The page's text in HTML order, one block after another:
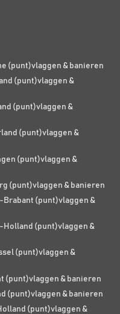
(punt)vlaggen & banieren
(punt)vlaggen &
(punt)vlaggen &
(punt)vlaggen &
(punt)vlaggen &
(punt)vlaggen & banieren
Brabant (punt)vlaggen &
Holland (punt)vlaggen &
(punt)vlaggen &
(punt)vlaggen & banieren
(punt)vlaggen & banieren
(punt)vlaggen &